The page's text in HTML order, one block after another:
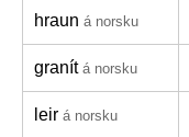
hraun á norsku
granít á norsku
leir á norsku